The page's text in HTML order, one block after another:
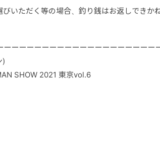
いただく等の場合、釣り銭はお返しできかね
ーーーーーーーーーーーーーーーーーーー
)
SHOW 2021 東京vol.6